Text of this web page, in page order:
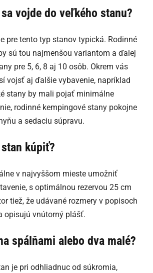
vojde do veľkého stanu?
pre tento typ stanov typická. Rodinné
sú tou najmenšou variantom a ďalej
pre 5, 6, 8 aj 10 osôb. Okrem vás
vojsť aj ďalšie vybavenie, napríklad
stany by mali pojať minimálne
rodinné kempingové stany pokojne
a sedaciu súpravu.
kúpiť?
v najvyššom mieste umožniť
s optimálnou rezervou 25 cm
tiež, že udávané rozmery v popisoch
opisujú vnútorný plášť.
spálňami alebo dva malé?
je pri odhliadnuc od súkromia,